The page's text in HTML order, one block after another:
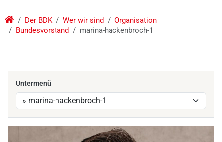
Der BDK Wer wir sind
Organisation
Bundesvorstand
marina-hackenbroch-1
Untermenü